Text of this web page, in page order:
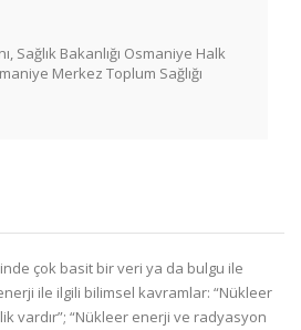
Sağlık Bakanlığı Osmaniye Halk
Merkez Toplum Sağlığı
çok basit bir veri ya da bulgu ile
ile ilgili bilimsel kavramlar: “Nükleer
vardır”; “Nükleer enerji ve radyasyon